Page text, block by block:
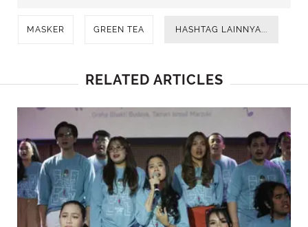
MASKER GREEN TEA HASHTAG LAINNYA...
RELATED ARTICLES